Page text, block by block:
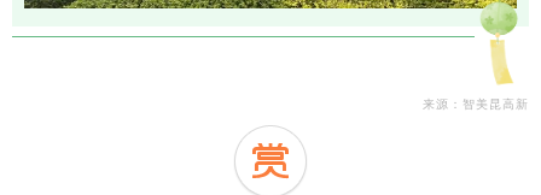
来源：智美昆高新